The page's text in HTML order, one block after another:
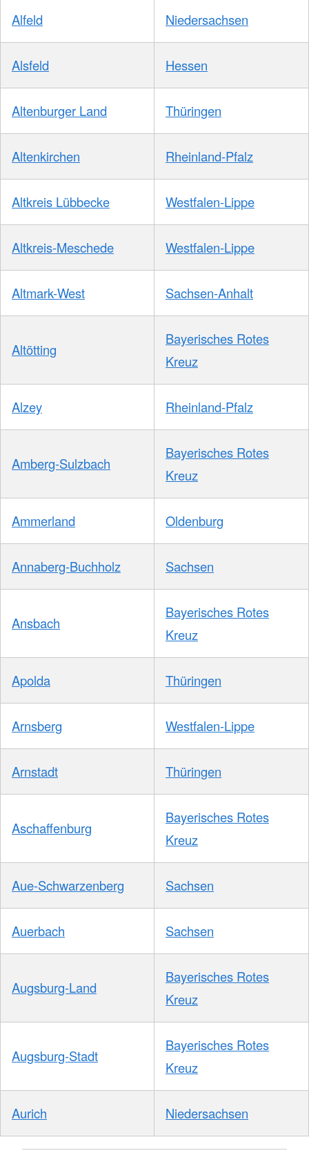
Alfeld Niedersachsen
Alsfeld Hessen
Altenburger Land Thüringen
Altenkirchen Rheinland-Pfalz
Altkreis Lübbecke Westfalen-Lippe
Altkreis-Meschede Westfalen-Lippe
Altmark-West Sachsen-Anhalt
Altötting
Bayerisches Rotes
Kreuz
Alzey Rheinland-Pfalz
Amberg-Sulzbach
Bayerisches Rotes
Kreuz
Ammerland Oldenburg
Annaberg-Buchholz Sachsen
Ansbach
Bayerisches Rotes
Kreuz
Apolda Thüringen
Arnsberg Westfalen-Lippe
Arnstadt Thüringen
Aschaffenburg
Bayerisches Rotes
Kreuz
Aue-Schwarzenberg Sachsen
Auerbach Sachsen
Augsburg-Land
Bayerisches Rotes
Kreuz
Augsburg-Stadt
Bayerisches Rotes
Kreuz
Aurich Niedersachsen